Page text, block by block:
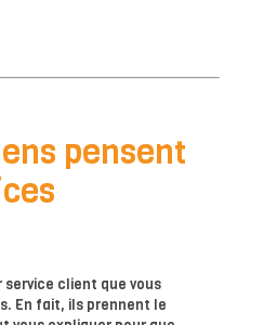
pensent
service client que vous
En fait, ils prennent le